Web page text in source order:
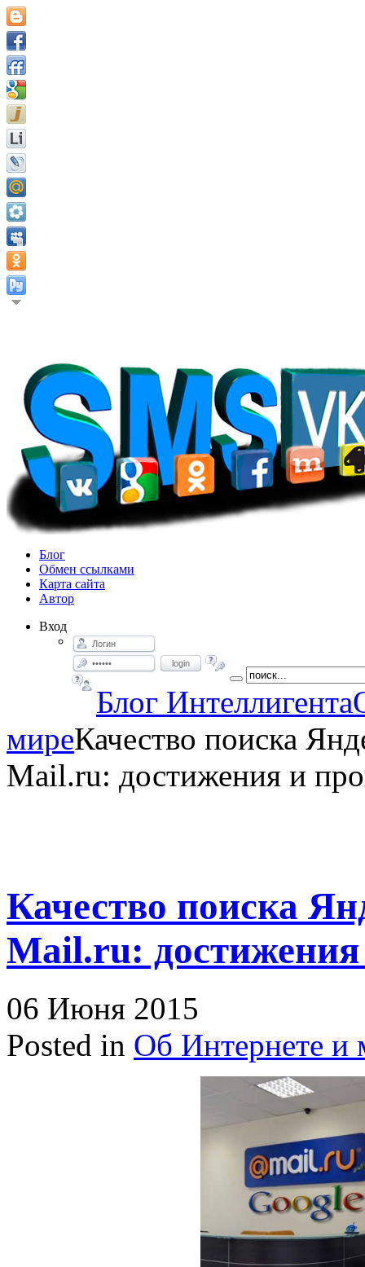
Блог
Обмен ссылками
Карта сайта
Автор
Вход
login
Блог Интеллигента
миреКачество поиска
Mail.ru: достижения и
Качество поиска
Mail.ru:
06 Июня 2015
Posted in Об Интернете и